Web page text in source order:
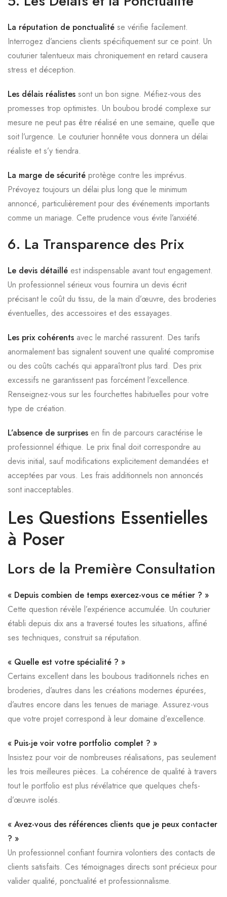
La réputation de ponctualité se vérifie facilement.
Interrogez d’anciens clients spécifiquement sur ce point. Un
couturier talentueux mais chroniquement en retard causera
stress et déception.
Les délais réalistes sont un bon signe. Méfiez-vous des
promesses trop optimistes. Un boubou brodé complexe sur
mesure ne peut pas être réalisé en une semaine, quelle que
soit l’urgence. Le couturier honnête vous donnera un délai
réaliste et s’y tiendra.
La marge de sécurité protège contre les imprévus.
Prévoyez toujours un délai plus long que le minimum
annoncé, particulièrement pour des événements importants
comme un mariage. Cette prudence vous évite l’anxiété.
6. La Transparence des Prix
Le devis détaillé est indispensable avant tout engagement.
Un professionnel sérieux vous fournira un devis écrit
précisant le coût du tissu, de la main d’œuvre, des broderies
éventuelles, des accessoires et des essayages.
Les prix cohérents avec le marché rassurent. Des tarifs
anormalement bas signalent souvent une qualité compromise
ou des coûts cachés qui apparaîtront plus tard. Des prix
excessifs ne garantissent pas forcément l’excellence.
Renseignez-vous sur les fourchettes habituelles pour votre
type de création.
L’absence de surprises en fin de parcours caractérise le
professionnel éthique. Le prix final doit correspondre au
devis initial, sauf modifications explicitement demandées et
acceptées par vous. Les frais additionnels non annoncés
sont inacceptables.
Les Questions Essentielles
à Poser
Lors de la Première Consultation
« Depuis combien de temps exercez-vous ce métier ? »
Cette question révèle l’expérience accumulée. Un couturier
établi depuis dix ans a traversé toutes les situations, affiné
ses techniques, construit sa réputation.
« Quelle est votre spécialité ? »
Certains excellent dans les boubous traditionnels riches en
broderies, d’autres dans les créations modernes épurées,
d’autres encore dans les tenues de mariage. Assurez-vous
que votre projet correspond à leur domaine d’excellence.
« Puis-je voir votre portfolio complet ? »
Insistez pour voir de nombreuses réalisations, pas seulement
les trois meilleures pièces. La cohérence de qualité à travers
tout le portfolio est plus révélatrice que quelques chefs-
d’œuvre isolés.
« Avez-vous des références clients que je peux contacter
? »
Un professionnel confiant fournira volontiers des contacts de
clients satisfaits. Ces témoignages directs sont précieux pour
valider qualité, ponctualité et professionnalisme.